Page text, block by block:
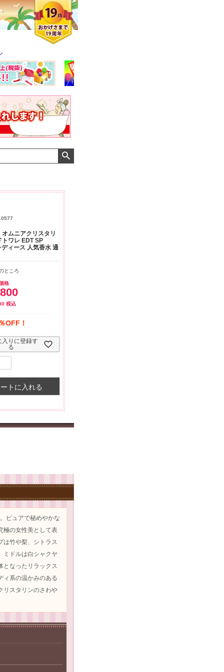
オムニアクリスタリ
トワレ EDT SP
ィース 人気香水 通
ところ
格
税込
OFF！
入りに登録す
る
トに入れる
ピュアで秘めやかな
極の女性美として表
は竹や梨、シトラス
ミドルは白シャクヤ
となったリラックス
ィ系の温かみのある
リスタリンのさわや
よろしくお願い
。